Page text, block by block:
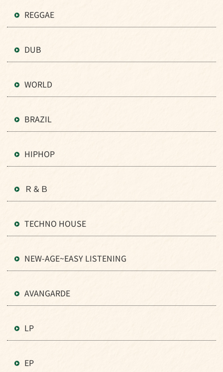
REGGAE
DUB
WORLD
BRAZIL
HIPHOP
Ｒ＆Ｂ
TECHNO HOUSE
NEW-AGE~EASY LISTENING
AVANGARDE
LP
EP